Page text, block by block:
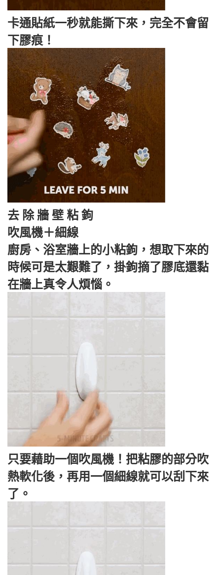
卡通貼紙一秒就能撕下來，完全不會留
下膠痕！
去 除 牆 壁 粘 鉤
吹風機＋細線
廚房、浴室牆上的小粘鉤，想取下來的
時候可是太艱難了，掛鉤摘了膠底還黏
在牆上真令人煩惱。
只要藉助一個吹風機！把粘膠的部分吹
熱軟化後，再用一個細線就可以刮下來
了。